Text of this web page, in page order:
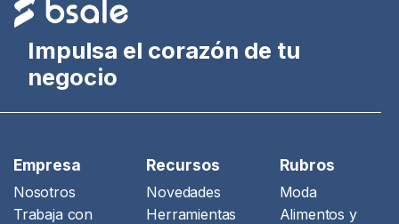
Impulsa el corazón de tu
negocio
Empresa
Nosotros
Trabaja con
Recursos
Novedades
Herramientas
Rubros
Moda
Alimentos y